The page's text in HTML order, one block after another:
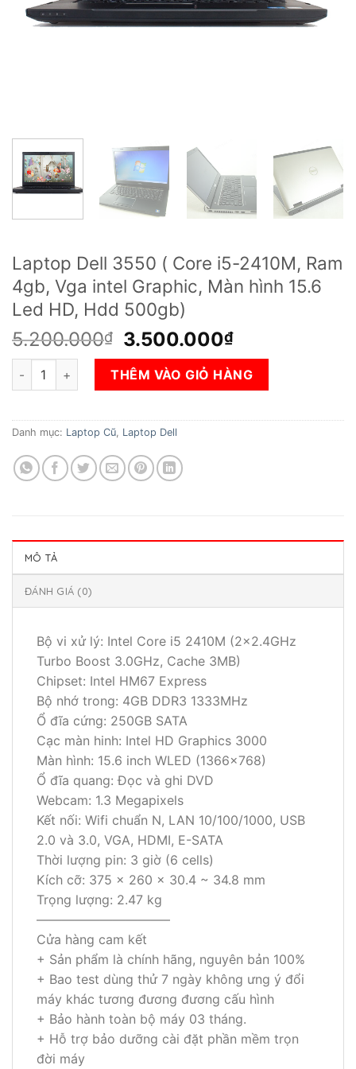
Laptop Dell 3550 ( Core i5-2410M, Ram
4gb, Vga intel Graphic, Màn hình 15.6
Led HD, Hdd 500gb)
5.200.000₫
Giá
gốc
là:
5.200.000₫.
3.500.000₫Giá
hiện
tại
là:
3.500.000₫.
Laptop Dell 3550 ( Core i5-2410M, Ram 4gb, Vga intel
THÊM VÀO GIỎ HÀNG
Danh mục: Laptop Cũ, Laptop Dell
MÔ TẢ
ĐÁNH GIÁ (0)
Bộ vi xử lý: Intel Core i5 2410M (2×2.4GHz
Turbo Boost 3.0GHz, Cache 3MB)
Chipset: Intel HM67 Express
Bộ nhớ trong: 4GB DDR3 1333MHz
Ổ đĩa cứng: 250GB SATA
Cạc màn hinh: Intel HD Graphics 3000
Màn hình: 15.6 inch WLED (1366×768)
Ổ đĩa quang: Đọc và ghi DVD
Webcam: 1.3 Megapixels
Kết nối: Wifi chuẩn N, LAN 10/100/1000, USB
2.0 và 3.0, VGA, HDMI, E-SATA
Thời lượng pin: 3 giờ (6 cells)
Kích cỡ: 375 x 260 x 30.4 ~ 34.8 mm
Trọng lượng: 2.47 kg
——————————–
Cửa hàng cam kết
+ Sản phẩm là chính hãng, nguyên bản 100%
+ Bao test dùng thử 7 ngày không ưng ý đổi
máy khác tương đương đương cấu hình
+ Bảo hành toàn bộ máy 03 tháng.
+ Hỗ trợ bảo dưỡng cài đặt phần mềm trọn
đời máy